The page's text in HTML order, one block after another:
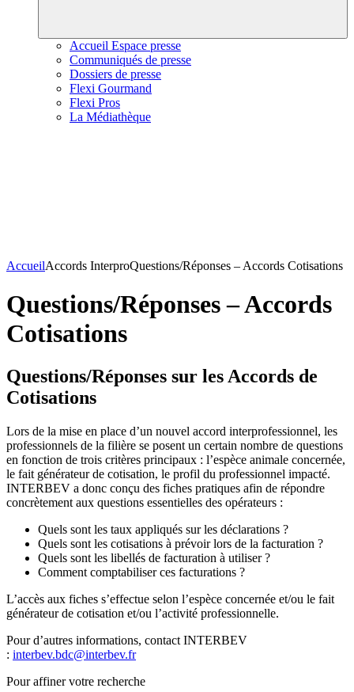
Accueil Espace presse
Communiqués de presse
Dossiers de presse
Flexi Gourmand
Flexi Pros
La Médiathèque
AccueilAccords InterproQuestions/Réponses – Accords Cotisations
Questions/Réponses – Accords
Cotisations
Questions/Réponses sur les Accords de
Cotisations
Lors de la mise en place d’un nouvel accord interprofessionnel, les
professionnels de la filière se posent un certain nombre de questions
en fonction de trois critères principaux : l’espèce animale concernée,
le fait générateur de cotisation, le profil du professionnel impacté.
INTERBEV a donc conçu des fiches pratiques afin de répondre
concrètement aux questions essentielles des opérateurs :
Quels sont les taux appliqués sur les déclarations ?
Quels sont les cotisations à prévoir lors de la facturation ?
Quels sont les libellés de facturation à utiliser ?
Comment comptabiliser ces facturations ?
L’accès aux fiches s’effectue selon l’espèce concernée et/ou le fait
générateur de cotisation et/ou l’activité professionnelle.
Pour d’autres informations, contact INTERBEV
: interbev.bdc@interbev.fr
Pour affiner votre recherche